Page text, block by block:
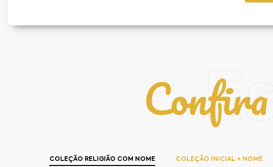
+
COLEÇÃO RELIGIÃO COM NOME COLEÇÃO INICIAL + NOME